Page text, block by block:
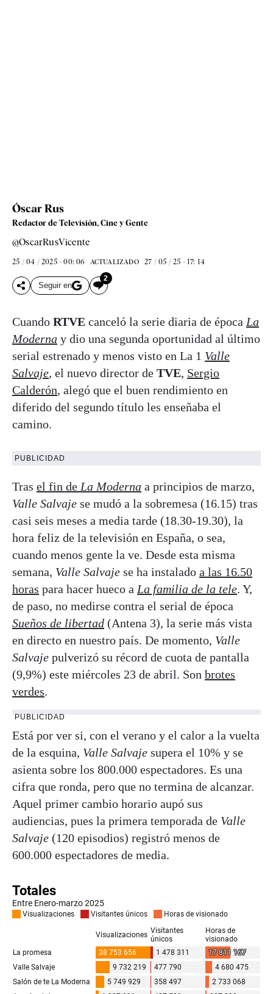
Óscar Rus
Redactor de Televisión, Cine y Gente
@OscarRusVicente
25 / 04 / 2025 - 00: 06 ACTUALIZADO 27 / 05 / 25 - 17: 14
Seguir en
2
Cuando RTVE canceló la serie diaria de época La
Moderna y dio una segunda oportunidad al último
serial estrenado y menos visto en La 1 Valle
Salvaje, el nuevo director de TVE, Sergio
Calderón, alegó que el buen rendimiento en
diferido del segundo título les enseñaba el
camino.
PUBLICIDAD
Tras el fin de La Moderna a principios de marzo,
Valle Salvaje se mudó a la sobremesa (16.15) tras
casi seis meses a media tarde (18.30-19.30), la
hora feliz de la televisión en España, o sea,
cuando menos gente la ve. Desde esta misma
semana, Valle Salvaje se ha instalado a las 16.50
horas para hacer hueco a La familia de la tele. Y,
de paso, no medirse contra el serial de época
Sueños de libertad (Antena 3), la serie más vista
en directo en nuestro país. De momento, Valle
Salvaje pulverizó su récord de cuota de pantalla
(9,9%) este miércoles 23 de abril. Son brotes
verdes.
PUBLICIDAD
Está por ver si, con el verano y el calor a la vuelta
de la esquina, Valle Salvaje supera el 10% y se
asienta sobre los 800.000 espectadores. Es una
cifra que ronda, pero que no termina de alcanzar.
Aquel primer cambio horario aupó sus
audiencias, pues la primera temporada de Valle
Salvaje (120 episodios) registró menos de
600.000 espectadores de media.